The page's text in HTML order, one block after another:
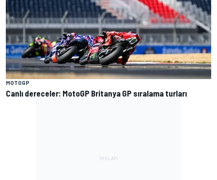
MOTOGP
Canlı dereceler: MotoGP Britanya GP sıralama turları